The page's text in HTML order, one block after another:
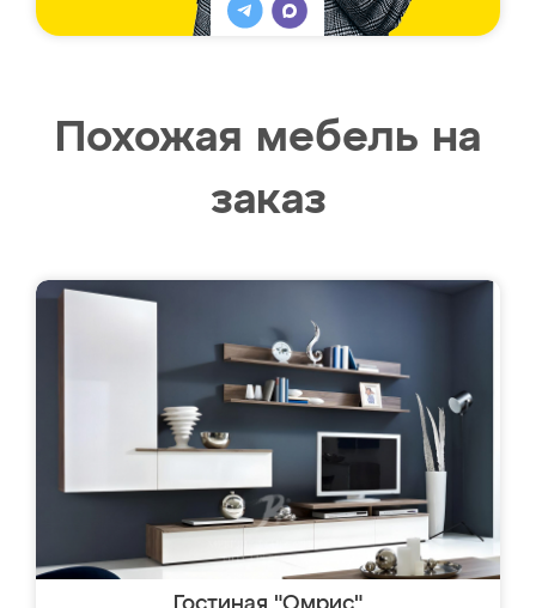
Похожая мебель на
заказ